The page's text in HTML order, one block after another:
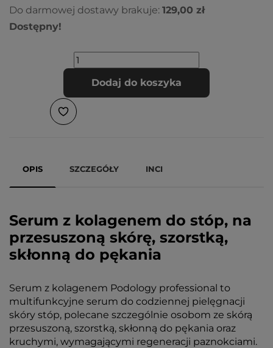
Do darmowej dostawy brakuje: 129,00 zł
Dostępny!
Dodaj do koszyka
OPIS SZCZEGÓŁY INCI
Serum z kolagenem do stóp, na
przesuszoną skórę, szorstką,
skłonną do pękania
Serum z kolagenem Podology professional to
multifunkcyjne serum do codziennej pielęgnacji
skóry stóp, polecane szczególnie osobom ze skórą
przesuszoną, szorstką, skłonną do pękania oraz
kruchymi, wymagającymi regeneracji paznokciami.